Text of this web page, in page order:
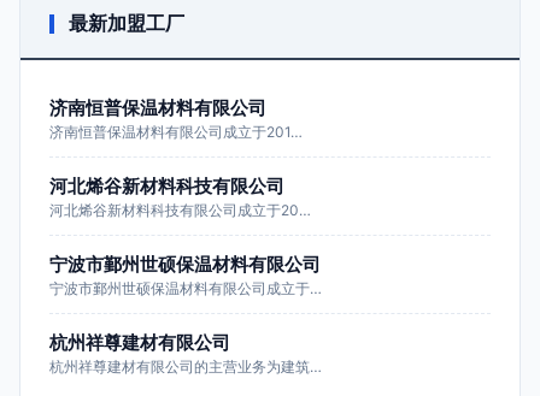
最新加盟工厂
济南恒普保温材料有限公司
济南恒普保温材料有限公司成立于201…
河北烯谷新材料科技有限公司
河北烯谷新材料科技有限公司成立于20…
宁波市鄞州世硕保温材料有限公司
宁波市鄞州世硕保温材料有限公司成立于…
杭州祥尊建材有限公司
杭州祥尊建材有限公司的主营业务为建筑…